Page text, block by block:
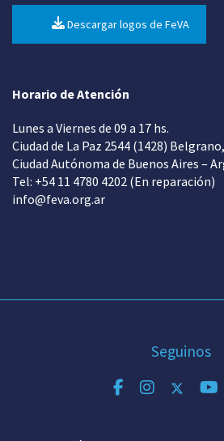
Descargar logos de FeVA
Horario de Atención
Lunes a Viernes de 09 a 17 hs.
Ciudad de La Paz 2544 (1428) Belgrano,
Ciudad Autónoma de Buenos Aires –
Tel: +54 11 4780 4202 (En reparación)
info@feva.org.ar
Seguinos